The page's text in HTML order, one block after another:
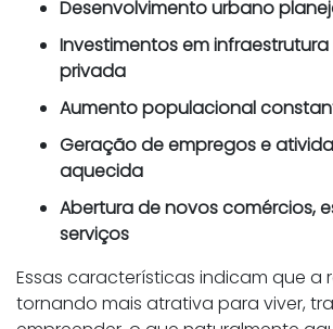
Desenvolvimento urbano
Investimentos em
privada
Aumento populacional
Geração de empregos e
aquecida
Abertura de novos comércios,
serviços
Essas características indicam que a
tornando mais atrativa para viver,